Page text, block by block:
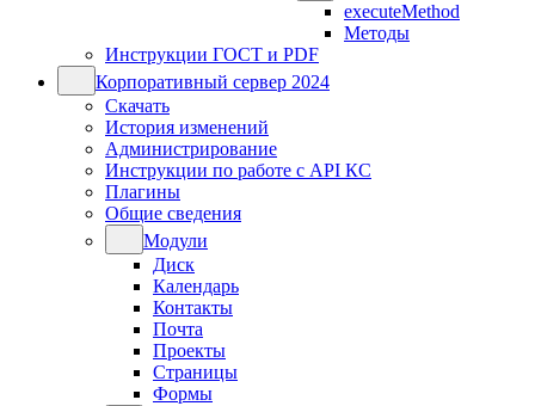
executeMethod
Методы
Инструкции ГОСТ и PDF
Корпоративный сервер 2024
Скачать
История изменений
Администрирование
Инструкции по работе с API КС
Плагины
Общие сведения
Модули
Диск
Календарь
Контакты
Почта
Проекты
Страницы
Формы